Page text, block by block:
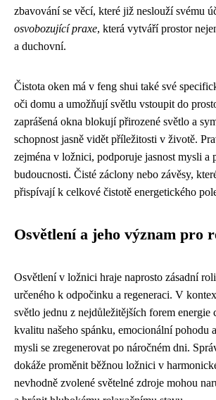
zbavování se věcí, které již neslouží svému
osvobozující praxe, která vytváří prostor
a duchovní.
Čistota oken má v feng shui také své
oči domu a umožňují světlu vstoupit do
zaprášená okna blokují přirozené světlo a
schopnost jasně vidět příležitosti v životě.
zejména v ložnici, podporuje jasnost mysli
budoucnosti. Čisté záclony nebo závěsy,
přispívají k celkové čistotě energetického
Osvětlení a jeho význam pro
Osvětlení v ložnici hraje naprosto zásadní
určeného k odpočinku a regeneraci. V
světlo jednu z nejdůležitějších forem
kvalitu našeho spánku, emocionální pohodu
mysli se zregenerovat po náročném dni.
dokáže proměnit běžnou ložnici v
nevhodně zvolené světelné zdroje mohou